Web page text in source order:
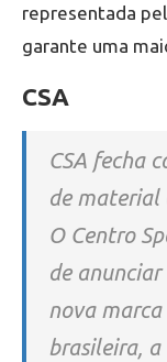
representada
garante uma
CSA
CSA fecha
de material
O Centro
de
nova
brasileira,